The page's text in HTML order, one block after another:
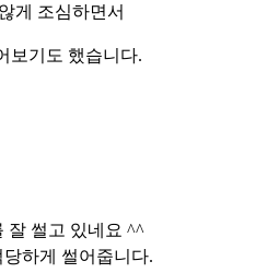
게 조심하면서
보기도 했습니다.
잘 썰고 있네요 ^^
하게 썰어줍니다.